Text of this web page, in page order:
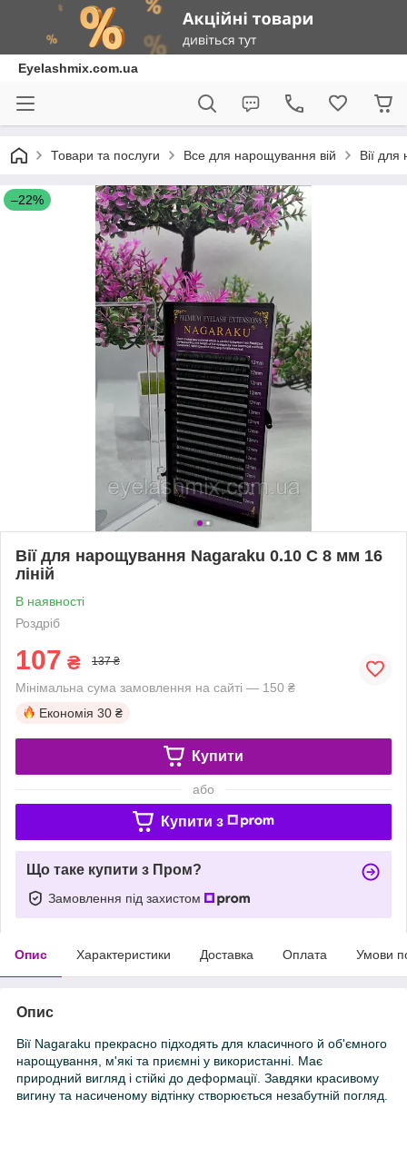
Eyelashmix.com.ua
Товари та послуги Все для нарощування вій Вії
–22%
Вії для нарощування Nagaraku 0.10 C 8 мм 16
ліній
В наявності
Роздріб
107 ₴ 137 ₴
Мінімальна сума замовлення на сайті — 150 ₴
Економія 30 ₴
Купити
або
Купити з
Що таке купити з Пром?
Замовлення під захистом
Опис Характеристики Доставка Оплата Умови
Опис
Вії Nagaraku прекрасно підходять для класичного й об'ємного
нарощування, м'які та приємні у використанні. Має
природний вигляд і стійкі до деформації. Завдяки красивому
вигину та насиченому відтінку створюється незабутній погляд.